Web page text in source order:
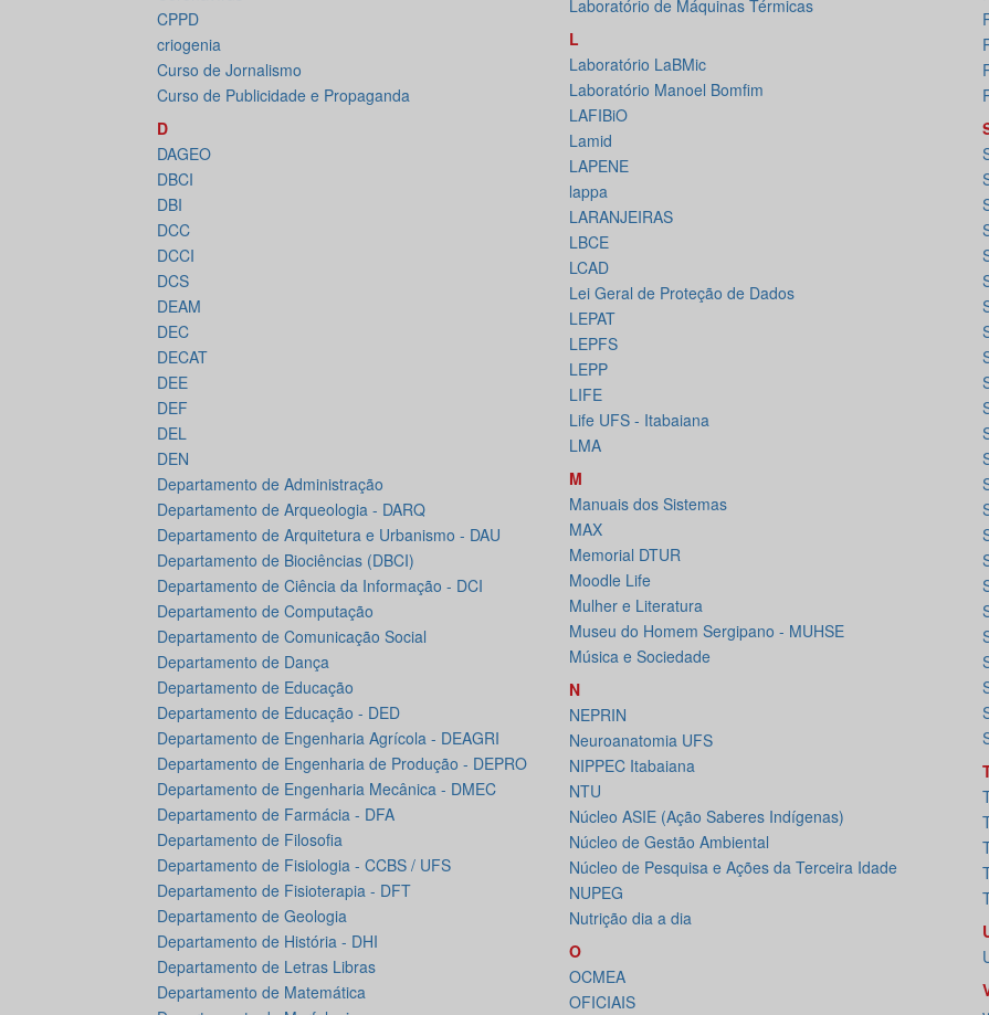
CPPD
criogenia
Curso de Jornalismo
Curso de Publicidade e Propaganda
D
DAGEO
DBCI
DBI
DCC
DCCI
DCS
DEAM
DEC
DECAT
DEE
DEF
DEL
DEN
Departamento de Administração
Departamento de Arqueologia - DARQ
Departamento de Arquitetura e Urbanismo - DAU
Departamento de Biociências (DBCI)
Departamento de Ciência da Informação - DCI
Departamento de Computação
Departamento de Comunicação Social
Departamento de Dança
Departamento de Educação
Departamento de Educação - DED
Departamento de Engenharia Agrícola - DEAGRI
Departamento de Engenharia de Produção - DEPRO
Departamento de Engenharia Mecânica - DMEC
Departamento de Farmácia - DFA
Departamento de Filosofia
Departamento de Fisiologia - CCBS / UFS
Departamento de Fisioterapia - DFT
Departamento de Geologia
Departamento de História - DHI
Departamento de Letras Libras
Departamento de Matemática
Laboratório de Máquinas Térmicas
L
Laboratório LaBMic
Laboratório Manoel Bomfim
LAFIBiO
Lamid
LAPENE
lappa
LARANJEIRAS
LBCE
LCAD
Lei Geral de Proteção de Dados
LEPAT
LEPFS
LEPP
LIFE
Life UFS - Itabaiana
LMA
M
Manuais dos Sistemas
MAX
Memorial DTUR
Moodle Life
Mulher e Literatura
Museu do Homem Sergipano - MUHSE
Música e Sociedade
N
NEPRIN
Neuroanatomia UFS
NIPPEC Itabaiana
NTU
Núcleo ASIE (Ação Saberes Indígenas)
Núcleo de Gestão Ambiental
Núcleo de Pesquisa e Ações da Terceira Idade
NUPEG
Nutrição dia a dia
O
OCMEA
OFICIAIS